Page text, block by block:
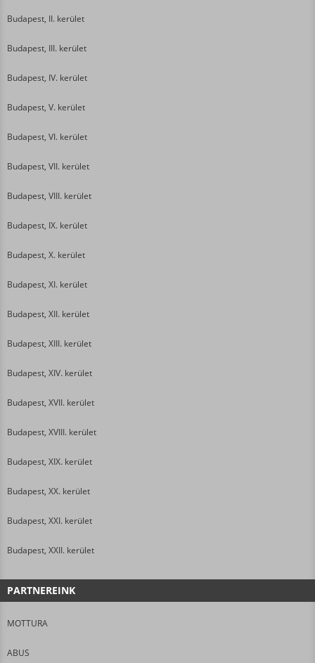
Budapest, II. kerület
Budapest, III. kerület
Budapest, IV. kerület
Budapest, V. kerület
Budapest, VI. kerület
Budapest, VII. kerület
Budapest, VIII. kerület
Budapest, IX. kerület
Budapest, X. kerület
Budapest, XI. kerület
Budapest, XII. kerület
Budapest, XIII. kerület
Budapest, XIV. kerület
Budapest, XVII. kerület
Budapest, XVIII. kerület
Budapest, XIX. kerület
Budapest, XX. kerület
Budapest, XXI. kerület
Budapest, XXII. kerület
PARTNEREINK
MOTTURA
ABUS